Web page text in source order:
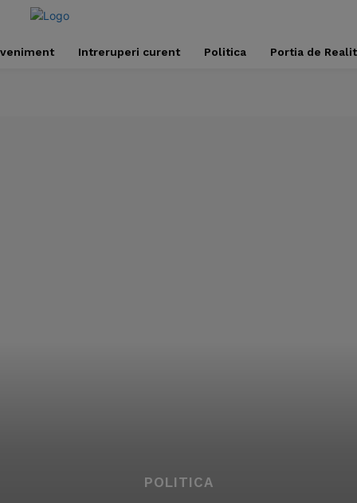
Intreruperi curent Politica Portia de
POLITICA